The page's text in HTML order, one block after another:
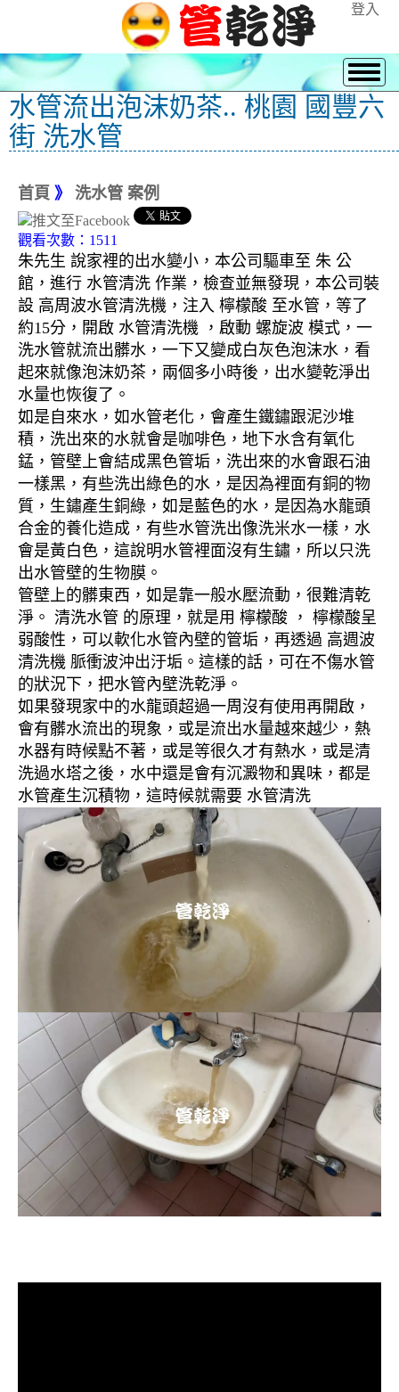
登入
水管流出泡沫奶茶.. 桃園 國豐六
街 洗水管
首頁 》 洗水管 案例
觀看次數：1511
朱先生 說家裡的出水變小，本公司驅車至 朱 公
館，進行 水管清洗 作業，檢查並無發現，本公司裝
設 高周波水管清洗機，注入 檸檬酸 至水管，等了
約15分，開啟 水管清洗機 ，啟動 螺旋波 模式，一
洗水管就流出髒水，一下又變成白灰色泡沫水，看
起來就像泡沫奶茶，兩個多小時後，出水變乾淨出
水量也恢復了。
如是自來水，如水管老化，會產生鐵鏽跟泥沙堆
積，洗出來的水就會是咖啡色，地下水含有氧化
錳，管壁上會結成黑色管垢，洗出來的水會跟石油
一樣黑，有些洗出綠色的水，是因為裡面有銅的物
質，生鏽產生銅綠，如是藍色的水，是因為水龍頭
合金的養化造成，有些水管洗出像洗米水一樣，水
會是黃白色，這說明水管裡面沒有生鏽，所以只洗
出水管壁的生物膜。
管壁上的髒東西，如是靠一般水壓流動，很難清乾
淨。 清洗水管 的原理，就是用 檸檬酸 ， 檸檬酸呈
弱酸性，可以軟化水管內壁的管垢，再透過 高週波
清洗機 脈衝波沖出汙垢。這樣的話，可在不傷水管
的狀況下，把水管內壁洗乾淨。
如果發現家中的水龍頭超過一周沒有使用再開啟，
會有髒水流出的現象，或是流出水量越來越少，熱
水器有時候點不著，或是等很久才有熱水，或是清
洗過水塔之後，水中還是會有沉澱物和異味，都是
水管產生沉積物，這時候就需要 水管清洗